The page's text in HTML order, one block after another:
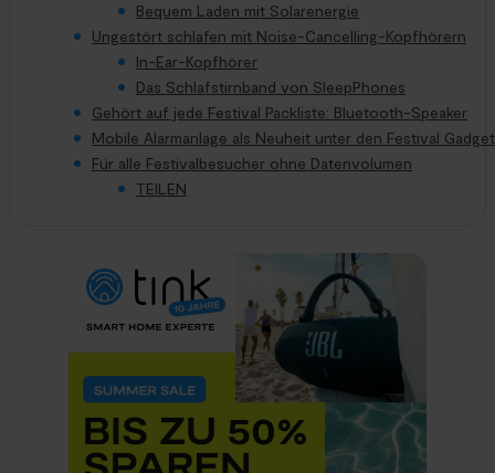
Bequem Laden mit Solarenergie
Ungestört schlafen mit Noise-Cancelling-Kopfhörern
In-Ear-Kopfhörer
Das Schlafstirnband von SleepPhones
Gehört auf jede Festival Packliste: Bluetooth-Speaker
Mobile Alarmanlage als Neuheit unter den Festival
Für alle Festivalbesucher ohne Datenvolumen
TEILEN